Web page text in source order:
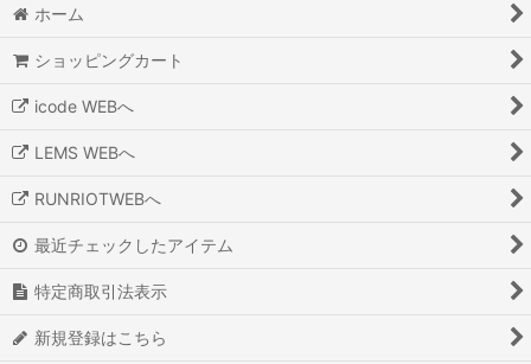
ホーム
ショッピングカート
icode WEBへ
LEMS WEBへ
RUNRIOTWEBへ
最近チェックしたアイテム
特定商取引法表示
新規登録はこちら